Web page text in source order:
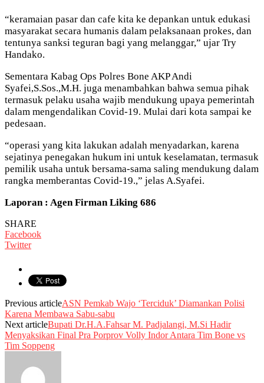
“keramaian pasar dan cafe kita ke depankan untuk edukasi
masyarakat secara humanis dalam pelaksanaan prokes, dan
tentunya sanksi teguran bagi yang melanggar,” ujar Try
Handako.
Sementara Kabag Ops Polres Bone AKP Andi
Syafei,S.Sos.,M.H. juga menambahkan bahwa semua pihak
termasuk pelaku usaha wajib mendukung upaya pemerintah
dalam mengendalikan Covid-19. Mulai dari kota sampai ke
pedesaan.
“operasi yang kita lakukan adalah menyadarkan, karena
sejatinya penegakan hukum ini untuk keselamatan, termasuk
pemilik usaha untuk bersama-sama saling mendukung dalam
rangka memberantas Covid-19.,” jelas A.Syafei.
Laporan : Agen Firman Liking 686
SHARE
Facebook
Twitter
Previous articleASN Pemkab Wajo ‘Terciduk’ Diamankan Polisi
Karena Membawa Sabu-sabu
Next articleBupati Dr.H.A.Fahsar M. Padjalangi, M.Si Hadir
Menyaksikan Final Pra Porprov Volly Indor Antara Tim Bone vs
Tim Soppeng